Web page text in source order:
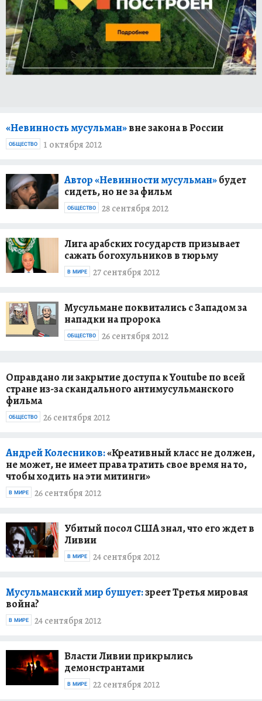
«Невинность мусульман»вне закона в России
1 октября 2012
ОБЩЕСТВО
Автор «Невинности мусульман»будет
сидеть, но не за фильм
28 сентября 2012
ОБЩЕСТВО
Лига арабских государств призывает
сажать богохульников в тюрьму
27 сентября 2012
В МИРЕ
Мусульмане поквитались с Западом за
нападки на пророка
26 сентября 2012
ОБЩЕСТВО
Оправдано ли закрытие доступа к Youtube по всей
стране из-за скандального антимусульманского
фильма
26 сентября 2012
ОБЩЕСТВО
Андрей Колесников:«Креативный класс не должен,
не может, не имеет права тратить свое время на то,
чтобы ходить на эти митинги»
26 сентября 2012
В МИРЕ
Убитый посол США знал, что его ждет в
Ливии
24 сентября 2012
В МИРЕ
Мусульманский мир бушует:зреет Третья мировая
война?
24 сентября 2012
В МИРЕ
Власти Ливии прикрылись
демонстрантами
22 сентября 2012
В МИРЕ